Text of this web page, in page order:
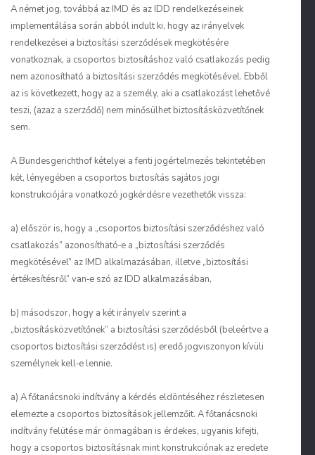
A német jog, továbbá az IMD és az IDD rendelkezéseinek
implementálása során abból indult ki, hogy az irányelvek
rendelkezései a biztosítási szerződések megkötésére
vonatkoznak, a csoportos biztosításhoz való csatlakozás pedig
nem azonosítható a biztosítási szerződés megkötésével. Ebből
az is következett, hogy az a személy, aki a csatlakozást lehetővé
teszi, (azaz a szerződő) nem minősülhet biztosításközvetítőnek
sem.
A Bundesgerichthof kételyei a fenti jogértelmezés tekintetében
két, lényegében a csoportos biztosítás sajátos jogi
konstrukciójára vonatkozó jogkérdésre vezethetők vissza:
a) először is, hogy a „csoportos biztosítási szerződéshez való
csatlakozás” azonosítható‑e a „biztosítási szerződés
megkötésével” az IMD alkalmazásában, illetve „biztosítási
értékesítésről” van‑e szó az IDD alkalmazásában,
b) másodszor, hogy a két irányelv szerint a
„biztosításközvetítőnek” a biztosítási szerződésből (beleértve a
csoportos biztosítási szerződést is) eredő jogviszonyon kívüli
személynek kell‑e lennie.
a) A főtanácsnoki indítvány a kérdés eldöntéséhez részletesen
elemezte a csoportos biztosítások jellemzőit. A főtanácsnoki
indítvány felütése már önmagában is érdekes, ugyanis kifejti,
hogy a csoportos biztosításnak mint konstrukciónak az eredete